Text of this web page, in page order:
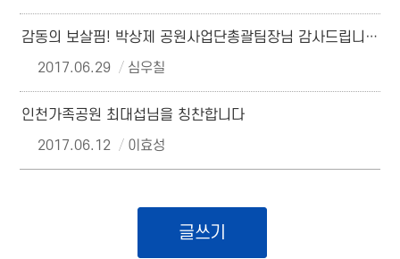
감동의 보살핌! 박상제 공원사업단총괄팀장님 감사드립니다.
2017.06.29
심우칠
인천가족공원 최대섭님을 칭찬합니다
2017.06.12
이효성
글쓰기